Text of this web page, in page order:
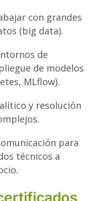
con grandes
(big data).
de
de modelos
MLflow).
y resolución
para
técnicos a